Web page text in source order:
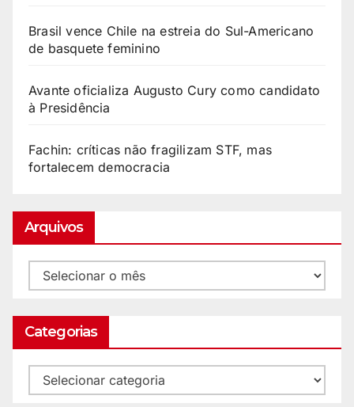
Brasil vence Chile na estreia do Sul-Americano
de basquete feminino
Avante oficializa Augusto Cury como candidato
à Presidência
Fachin: críticas não fragilizam STF, mas
fortalecem democracia
Arquivos
Categorias